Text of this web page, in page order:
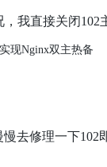
我直接关闭102
去修理一下102